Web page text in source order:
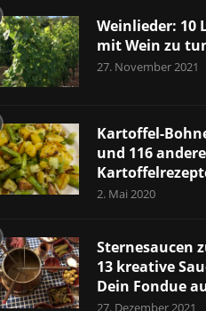
Weinlieder: 10
mit Wein zu
27. November 2021
Kartoffel-
und 116 andere
2. Mai 2020
Sternesaucen
13 kreative
Dein Fondue